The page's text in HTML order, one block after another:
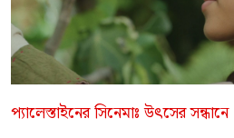
প্যালেস্তাইনের সিনেমাঃ উৎসের সন্ধানে